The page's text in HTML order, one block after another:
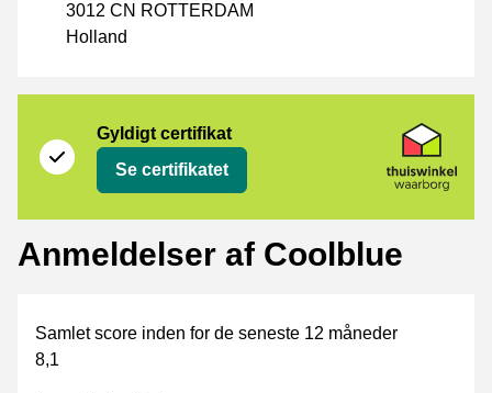
3012 CN ROTTERDAM
Holland
Gyldigt certifikat
Se certifikatet
Anmeldelser af Coolblue
Samlet score inden for de seneste 12 måneder
8,1